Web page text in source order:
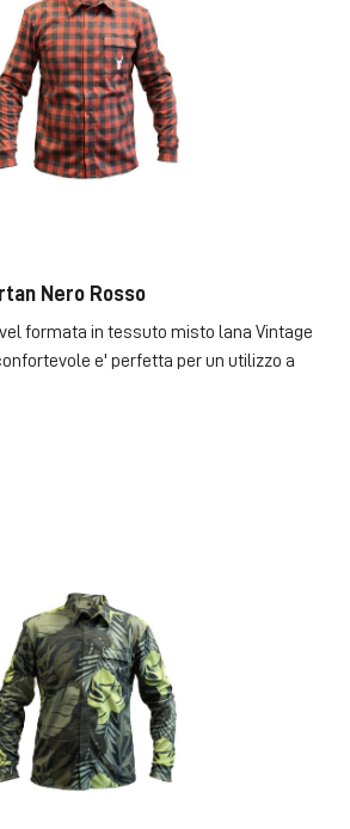
Nero Rosso
formata in tessuto misto lana Vintage
e' perfetta per un utilizzo a